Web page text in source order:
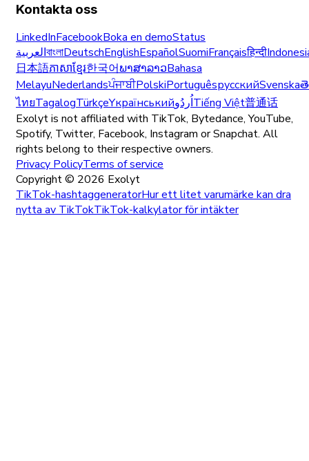
Kontakta oss
LinkedInFacebookBoka en demoStatus
العربيةবাংলাDeutschEnglishEspañolSuomiFrançaisहिन्दी
日本語ភាសាខ្មែរ한국어ພາສາລາວBahasa
MelayuNederlandsਪੰਜਾਬੀPolskiPortuguêsрусскийSvenska
ไทยTagalogTürkçeYкраїнськийاُردُوTiếng Việt普通话
Exolyt is not affiliated with TikTok, Bytedance, YouTube,
Spotify, Twitter, Facebook, Instagram or Snapchat. All
rights belong to their respective owners.
Privacy PolicyTerms of service
Copyright © 2026 Exolyt
TikTok-hashtaggeneratorHur ett litet varumärke kan dra
nytta av TikTokTikTok-kalkylator för intäkter